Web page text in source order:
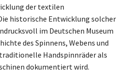
der textilen
historische Entwicklung solcher
im Deutschen Museum
des Spinnens, Webens und
Handspinnräder als
dokumentiert wird.